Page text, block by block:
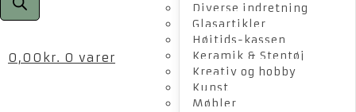
0,00 kr. 0 varer
Diverse indretning
Glasartikler
Højtids-kassen
Keramik & Stentøj
Kreativ og hobby
Kunst
Møbler